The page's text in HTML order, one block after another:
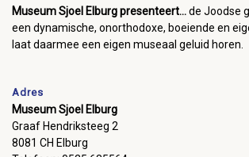
Museum Sjoel Elburg presenteert...de Joodse
een dynamische, onorthodoxe, boeiende en
laat daarmee een eigen museaal geluid horen.
Adres
Museum Sjoel Elburg
Graaf Hendriksteeg 2
8081 CH Elburg